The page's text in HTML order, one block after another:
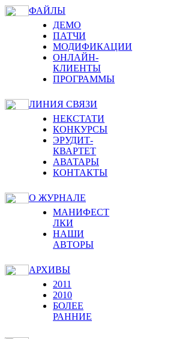
ФАЙЛЫ
ДЕМО
ПАТЧИ
МОДИФИКАЦИИ
ОНЛАЙН-
КЛИЕНТЫ
ПРОГРАММЫ
ЛИНИЯ СВЯЗИ
НЕКСТАТИ
КОНКУРСЫ
ЭРУДИТ-
КВАРТЕТ
АВАТАРЫ
КОНТАКТЫ
О ЖУРНАЛЕ
МАНИФЕСТ
ЛКИ
НАШИ
АВТОРЫ
АРХИВЫ
2011
2010
БОЛЕЕ
РАННИЕ